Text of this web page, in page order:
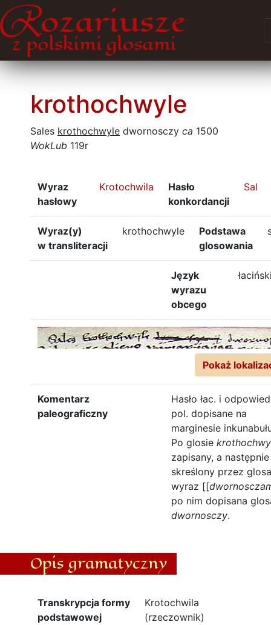
krothochwyle
Sales krothochwyle dwornosczy ca 1500
WokLub 119r
Wyraz
hasłowy
Krotochwila
Hasło
konkordancji
Sal
Wyraz(y)
w transliteracji
krothochwyle
Podstawa
glosowania
Język
wyrazu
obcego
Pokaż
Komentarz
paleograficzny
Hasło łac. i
pol. dopisane na
marginesie
Po glosie
zapisany, a następnie
skreślony przez
wyraz [[
po nim dopisana
dwornosczy.
Opis gramatyczny
Transkrypcja formy
podstawowej
Krotochwila
(rzeczownik)